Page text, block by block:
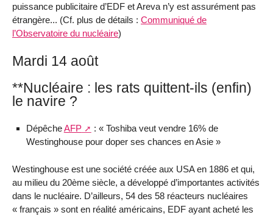
puissance publicitaire d’EDF et Areva n’y est assurément pas
étrangère... (Cf. plus de détails : Communiqué de
l’Observatoire du nucléaire)
Mardi 14 août
**Nucléaire : les rats quittent-ils (enfin)
le navire ?
DépêcheAFP
: « Toshiba veut vendre 16% de
Westinghouse pour doper ses chances en Asie »
Westinghouse est une société créée aux USA en 1886 et qui,
au milieu du 20ème siècle, a développé d’importantes activités
dans le nucléaire. D’ailleurs, 54 des 58 réacteurs nucléaires
« français » sont en réalité américains, EDF ayant acheté les